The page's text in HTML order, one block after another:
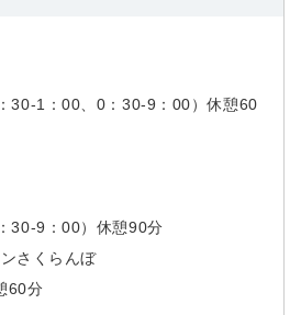
30-1：00、0：30-9：00）休憩60
30-9：00）休憩90分
さくらんぼ
60分